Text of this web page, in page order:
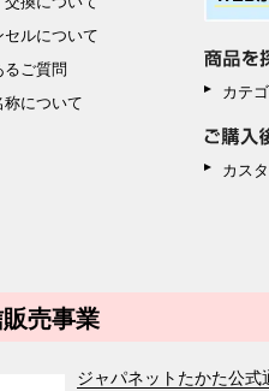
セルについて
るご質問
について
カテ
カス
売事業
ジャパネットたかた公式